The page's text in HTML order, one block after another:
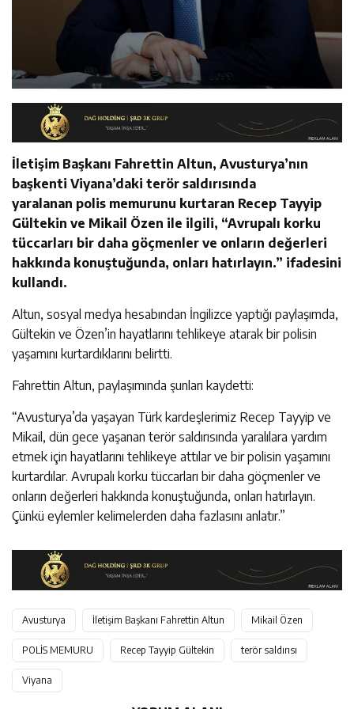
İletişim Başkanı Fahrettin Altun, Avusturya’nın
başkenti Viyana’daki terör saldırısında
yaralanan polis memurunu kurtaran Recep Tayyip
Gültekin ve Mikail Özen ile ilgili, “Avrupalı korku
tüccarları bir daha göçmenler ve onların değerleri
hakkında konuştuğunda, onları hatırlayın.” ifadesini
kullandı.
Altun, sosyal medya hesabından İngilizce yaptığı paylaşımda,
Gültekin ve Özen’in hayatlarını tehlikeye atarak bir polisin
yaşamını kurtardıklarını belirtti.
Fahrettin Altun, paylaşımında şunları kaydetti:
“Avusturya’da yaşayan Türk kardeşlerimiz Recep Tayyip ve
Mikail, dün gece yaşanan terör saldırısında yaralılara yardım
etmek için hayatlarını tehlikeye attılar ve bir polisin yaşamını
kurtardılar. Avrupalı korku tüccarları bir daha göçmenler ve
onların değerleri hakkında konuştuğunda, onları hatırlayın.
Çünkü eylemler kelimelerden daha fazlasını anlatır.”
Avusturya İletişim Başkanı Fahrettin Altun Mikail Özen
POLİS MEMURU Recep Tayyip Gültekin terör saldırısı
Viyana